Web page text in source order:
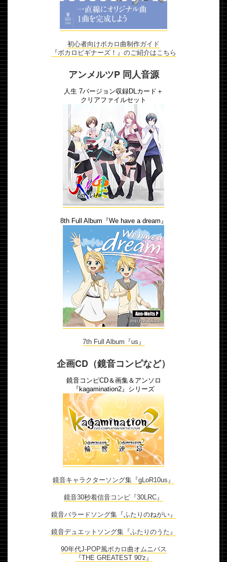
初心者向けボカロ曲制作ガイド
『ボカロビギナーズ！』のご紹介はこちら
アンメルツP 同人音源
人生 7バージョン収録DLカード＋
クリアファイルセット
8th Full Album『We have a dream』
7th Full Album『us』
企画CD（鏡音コンピなど）
鏡音コンピCD＆画集＆アンソロ
『kagamination2』シリーズ
鏡音キャラクターソング集『gLoR10us』
鏡音30秒着信音コンピ『30LRC』
鏡音バラードソング集『ふたりのねがい』
鏡音デュエットソング集『ふたりのうた』
90年代J-POP風ボカロ曲オムニバス
『THE GREATEST 90'z』